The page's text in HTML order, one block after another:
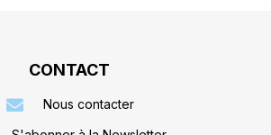
CONTACT
Nous contacter